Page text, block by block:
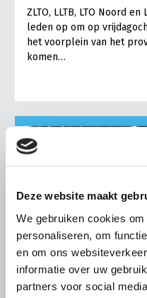
Deze website maakt
We gebruiken cookies
personaliseren, om
en om ons
informatie over uw
partners voor social
ZLTO, LLTB, LTO Noord
leden op om op
het voorplein van het
komen…